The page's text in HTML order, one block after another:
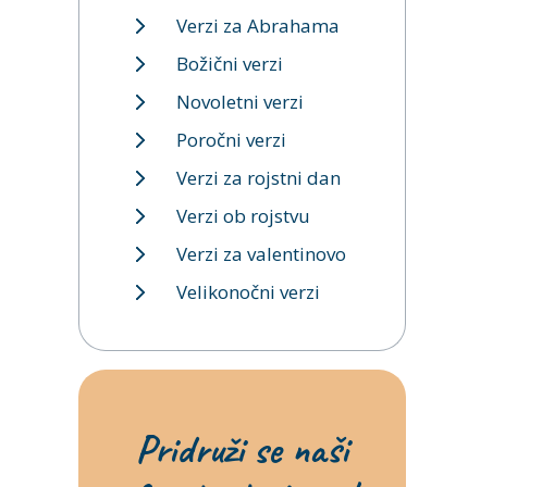
Verzi za Abrahama
Božični verzi
Novoletni verzi
Poročni verzi
Verzi za rojstni dan
Verzi ob rojstvu
Verzi za valentinovo
Velikonočni verzi
Pridruži se naši